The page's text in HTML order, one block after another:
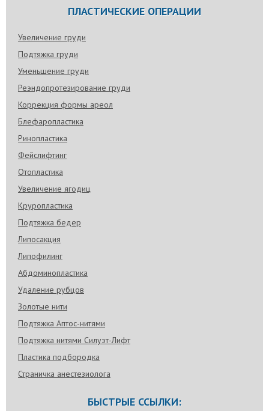
ПЛАСТИЧЕСКИЕ ОПЕРАЦИИ
Увеличение груди
Подтяжка груди
Уменьшение груди
Реэндопротезирование груди
Коррекция формы ареол
Блефаропластика
Ринопластика
Фейслифтинг
Отопластика
Увеличение ягодиц
Круропластика
Подтяжка бедер
Липосакция
Липофилинг
Абдоминопластика
Удаление рубцов
Золотые нити
Подтяжка Аптос-нитями
Подтяжка нитями Силуэт-Лифт
Пластика подбородка
Страничка анестезиолога
БЫСТРЫЕ ССЫЛКИ: